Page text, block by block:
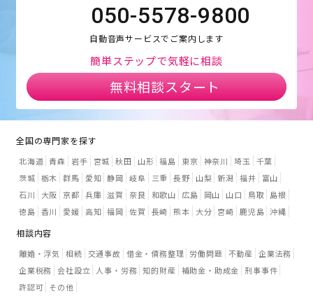
050-5578-9800
自動音声サービスでご案内します
簡単ステップで気軽に相談
無料相談スタート
全国の専門家を探す
北海道 青森 岩手 宮城 秋田 山形 福島 東京 神奈川 埼玉 千葉
茨城 栃木 群馬 愛知 静岡 岐阜 三重 長野 山梨 新潟 福井
富山
石川
大阪 京都 兵庫 滋賀 奈良 和歌山 広島 岡山 山口 鳥取
島根
徳島 香川 愛媛 高知 福岡 佐賀 長崎 熊本 大分 宮崎 鹿児島 沖縄
相談内容
離婚・浮気 相続 交通事故 借金・債務整理 労働問題 不動産 企業法務
企業税務 会社設立 人事・労務 知的財産 補助金・助成金 刑事事件
許認可 その他